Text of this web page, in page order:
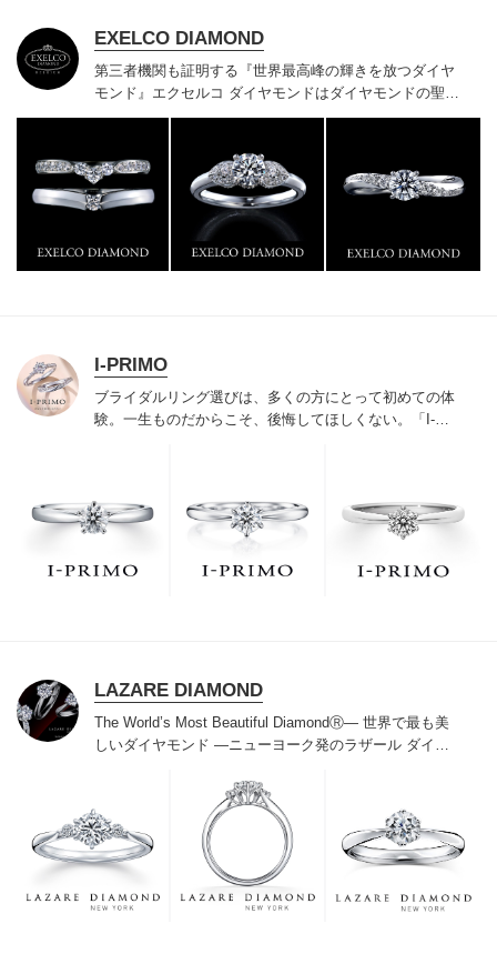
EXELCO DIAMOND
第三者機関も証明する『世界最高峰の輝きを放つダイヤ
モンド』 エクセルコ ダイヤモンドはダイヤモンドの聖地
ベルギー発祥で200年以上の歴史がある真のカッターズ
門店としてリングのデザインや品質にもこだわっていま
す。おふたりに本物の輝きを一生身に着けていただきた
い想いで「ヴァージン・ダイヤモンド」「ハードプラチ
ナ」「保証内容」にこだわっています。
I-PRIMO
ブライダルリング選びは、多くの方にとって初めての体
験。一生ものだからこそ、後悔してほしくない。「I-
でお待ちしております。リング選びの最初の一歩をご一
緒に。まずは、アイプリモへ。
LAZARE DIAMOND
The World’s Most Beautiful DiamondⓇ― 世界で最も美
しいダイヤモンド ―ニューヨーク発のラザール ダイヤ
られ120年を超えた今もなおダイヤモンドの美しい輝き
にこだわり続けています。私たちの願いは、この生涯変
わらないワン＆オンリーの輝きを幸せの象徴として、い
つも、ずっと、身に着けていただくことです。